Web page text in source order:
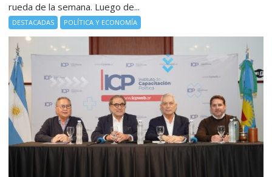
rueda de la semana. Luego de...
DESTACADAS POLÍTICA Y ECONOMÍA